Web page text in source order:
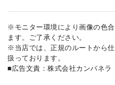
※モニター環境により画像の色
ます。ご了承ください。
※当店では、正規のルートから
扱っております。
■広告文責：株式会社カンパネラ